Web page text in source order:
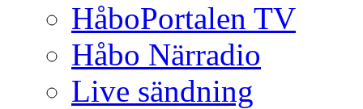
HåboPortalen TV
Håbo Närradio
Live sändning